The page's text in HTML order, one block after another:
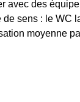
avec des
sens : le WC
moyenne